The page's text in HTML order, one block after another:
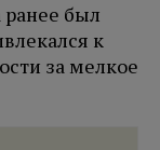
был
к
за мелкое